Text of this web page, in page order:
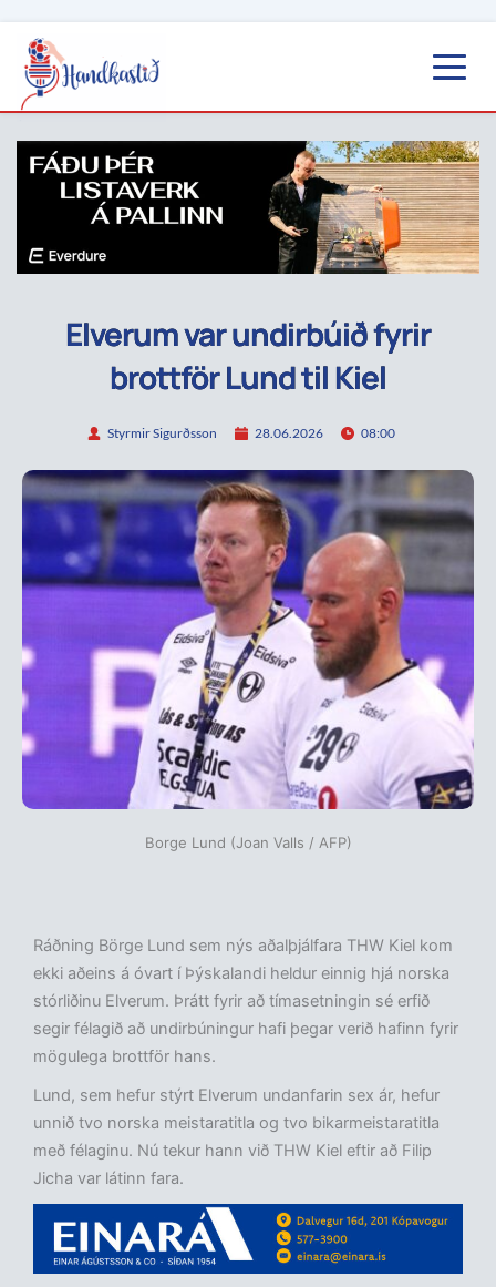
Elverum var undirbúið fyrir
brottför Lund til Kiel
Styrmir Sigurðsson 28.06.2026 08:00
Borge Lund (Joan Valls / AFP)
Ráðning Börge Lund sem nýs aðalþjálfara THW Kiel kom
ekki aðeins á óvart í Þýskalandi heldur einnig hjá norska
stórliðinu Elverum. Þrátt fyrir að tímasetningin sé erfið
segir félagið að undirbúningur hafi þegar verið hafinn fyrir
mögulega brottför hans.
Lund, sem hefur stýrt Elverum undanfarin sex ár, hefur
unnið tvo norska meistaratitla og tvo bikarmeistaratitla
með félaginu. Nú tekur hann við THW Kiel eftir að Filip
Jicha var látinn fara.